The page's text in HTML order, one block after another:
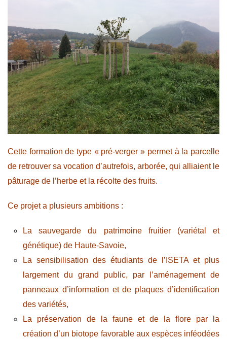
Cette formation de type « pré-verger » permet à la parcelle
de retrouver sa vocation d’autrefois, arborée, qui alliaient le
pâturage de l’herbe et la récolte des fruits.
Ce projet a plusieurs ambitions :
La sauvegarde du patrimoine fruitier (variétal et
génétique) de Haute-Savoie,
La sensibilisation des étudiants de l’ISETA et plus
largement du grand public, par l’aménagement de
panneaux d’information et de plaques d’identification
des variétés,
La préservation de la faune et de la flore par la
création d’un biotope favorable aux espèces inféodées